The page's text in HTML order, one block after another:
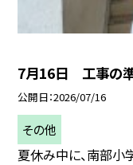
7月16日 工事の
公開日 2026/07/16
その他
夏休み中に、南部